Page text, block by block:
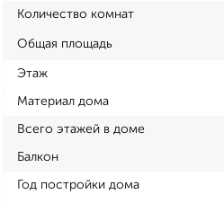
Количество комнат
Общая площадь
Этаж
Материал дома
Всего этажей в доме
Балкон
Год постройки дома